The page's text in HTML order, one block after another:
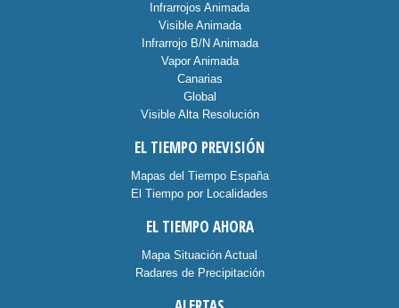
Infrarrojos Animada
Visible Animada
Infrarrojo B/N Animada
Vapor Animada
Canarias
Global
Visible Alta Resolución
EL TIEMPO PREVISIÓN
Mapas del Tiempo España
El Tiempo por Localidades
EL TIEMPO AHORA
Mapa Situación Actual
Radares de Precipitación